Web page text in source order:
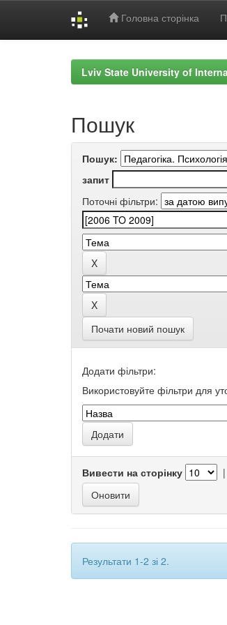
Головна сторінка
Lviv State University of
Пошук
Пошук:
запит
Поточні фільтри:
Почати новий пошук
Додати фільтри:
Використовуйте фільтри для
Вивести на сторінку |
Результати 1-2 зі 2.